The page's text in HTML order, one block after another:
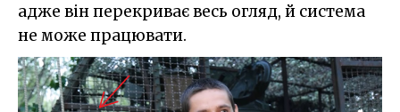
адже він перекриває весь огляд, й система
не може працювати.